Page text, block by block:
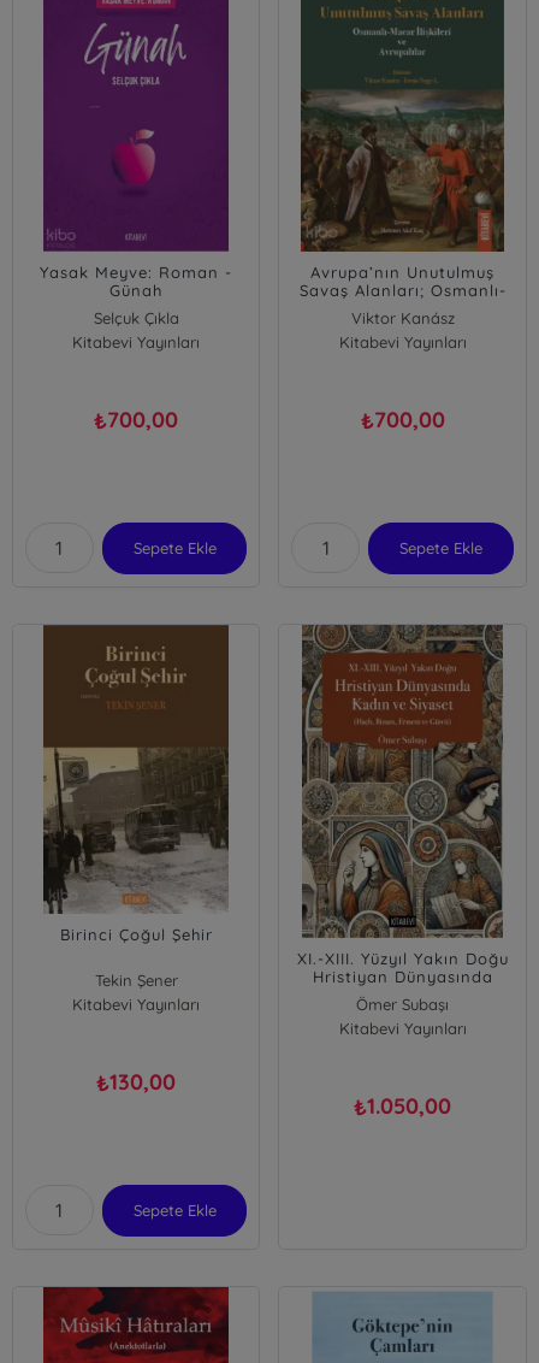
Yasak Meyve: Roman -
Günah
Selçuk Çıkla
Kitabevi Yayınları
₺700,00
Sepete Ekle
Avrupa’nın Unutulmuş
Savaş Alanları; Osmanlı-
Macar İlişkileri ve
Avrupalılar
Viktor Kanász
István Nagy-L.
Kitabevi Yayınları
₺700,00
Sepete Ekle
Birinci Çoğul Şehir
Tekin Şener
Kitabevi Yayınları
₺130,00
Sepete Ekle
XI.-XIII. Yüzyıl Yakın Doğu
Hristiyan Dünyasında
Kadın ve Siyaset;(Haçlı,
Bizans, Ermeni ve Gürcü)
Ömer Subaşı
Kitabevi Yayınları
₺1.050,00